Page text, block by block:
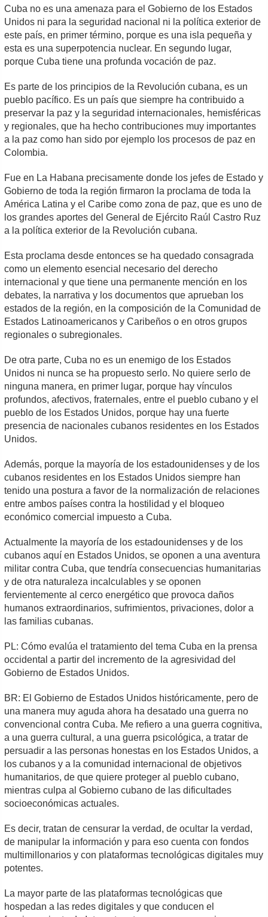
Cuba no es una amenaza para el Gobierno de los Estados
Unidos ni para la seguridad nacional ni la política exterior de
este país, en primer término, porque es una isla pequeña y
esta es una superpotencia nuclear. En segundo lugar,
porque Cuba tiene una profunda vocación de paz.
Es parte de los principios de la Revolución cubana, es un
pueblo pacífico. Es un país que siempre ha contribuido a
preservar la paz y la seguridad internacionales, hemisféricas
y regionales, que ha hecho contribuciones muy importantes
a la paz como han sido por ejemplo los procesos de paz en
Colombia.
Fue en La Habana precisamente donde los jefes de Estado y
Gobierno de toda la región firmaron la proclama de toda la
América Latina y el Caribe como zona de paz, que es uno de
los grandes aportes del General de Ejército Raúl Castro Ruz
a la política exterior de la Revolución cubana.
Esta proclama desde entonces se ha quedado consagrada
como un elemento esencial necesario del derecho
internacional y que tiene una permanente mención en los
debates, la narrativa y los documentos que aprueban los
estados de la región, en la composición de la Comunidad de
Estados Latinoamericanos y Caribeños o en otros grupos
regionales o subregionales.
De otra parte, Cuba no es un enemigo de los Estados
Unidos ni nunca se ha propuesto serlo. No quiere serlo de
ninguna manera, en primer lugar, porque hay vínculos
profundos, afectivos, fraternales, entre el pueblo cubano y el
pueblo de los Estados Unidos, porque hay una fuerte
presencia de nacionales cubanos residentes en los Estados
Unidos.
Además, porque la mayoría de los estadounidenses y de los
cubanos residentes en los Estados Unidos siempre han
tenido una postura a favor de la normalización de relaciones
entre ambos países contra la hostilidad y el bloqueo
económico comercial impuesto a Cuba.
Actualmente la mayoría de los estadounidenses y de los
cubanos aquí en Estados Unidos, se oponen a una aventura
militar contra Cuba, que tendría consecuencias humanitarias
y de otra naturaleza incalculables y se oponen
fervientemente al cerco energético que provoca daños
humanos extraordinarios, sufrimientos, privaciones, dolor a
las familias cubanas.
PL: Cómo evalúa el tratamiento del tema Cuba en la prensa
occidental a partir del incremento de la agresividad del
Gobierno de Estados Unidos.
BR: El Gobierno de Estados Unidos históricamente, pero de
una manera muy aguda ahora ha desatado una guerra no
convencional contra Cuba. Me refiero a una guerra cognitiva,
a una guerra cultural, a una guerra psicológica, a tratar de
persuadir a las personas honestas en los Estados Unidos, a
los cubanos y a la comunidad internacional de objetivos
humanitarios, de que quiere proteger al pueblo cubano,
mientras culpa al Gobierno cubano de las dificultades
socioeconómicas actuales.
Es decir, tratan de censurar la verdad, de ocultar la verdad,
de manipular la información y para eso cuenta con fondos
multimillonarios y con plataformas tecnológicas digitales muy
potentes.
La mayor parte de las plataformas tecnológicas que
hospedan a las redes digitales y que conducen el